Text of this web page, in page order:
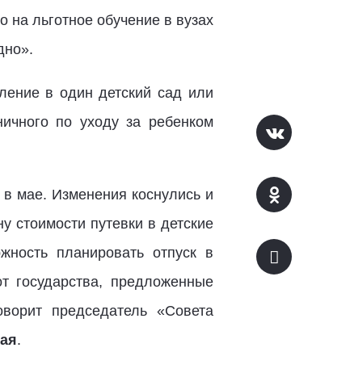
льготное обучение в вузах
в один детский сад или
по уходу за ребенком
мае. Изменения коснулись и
путевки в детские
планировать отпуск в
государства, предложенные
председатель «Совета
.